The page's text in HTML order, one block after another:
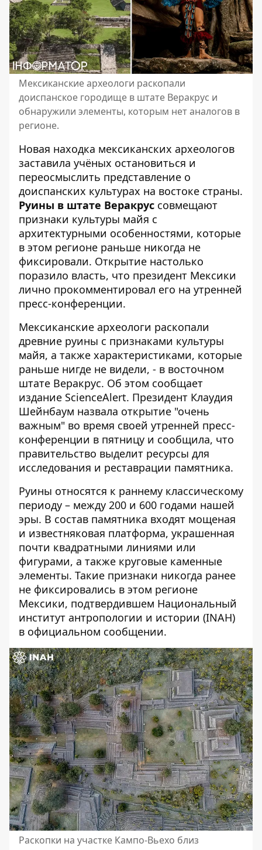
Мексиканские археологи раскопали
доиспанское городище в штате Веракрус и
обнаружили элементы, которым нет аналогов в
регионе.
Новая находка мексиканских археологов
заставила учёных остановиться и
переосмыслить представление о
доиспанских культурах на востоке страны.
Руины в штате Веракрус совмещают
признаки культуры майя с
архитектурными особенностями, которые
в этом регионе раньше никогда не
фиксировали. Открытие настолько
поразило власть, что президент Мексики
лично прокомментировал его на утренней
пресс-конференции.
Мексиканские археологи раскопали
древние руины с признаками культуры
майя, а также характеристиками, которые
раньше нигде не видели, - в восточном
штате Веракрус. Об этом сообщает
издание ScienceAlert. Президент Клаудия
Шейнбаум назвала открытие "очень
важным" во время своей утренней пресс-
конференции в пятницу и сообщила, что
правительство выделит ресурсы для
исследования и реставрации памятника.
Руины относятся к раннему классическому
периоду – между 200 и 600 годами нашей
эры. В состав памятника входят мощеная
и известняковая платформа, украшенная
почти квадратными линиями или
фигурами, а также круговые каменные
элементы. Такие признаки никогда ранее
не фиксировались в этом регионе
Мексики, подтвердившем Национальный
институт антропологии и истории (INAH)
в официальном сообщении.
Раскопки на участке Кампо-Вьехо близ